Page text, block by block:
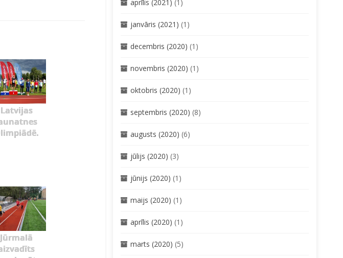
Latvijas
Jūrmalā
aprīlis (2021) (1)
janvāris (2021) (1)
decembris (2020) (1)
novembris (2020) (1)
oktobris (2020) (1)
septembris (2020) (8)
augusts (2020) (6)
jūlijs (2020) (3)
jūnijs (2020) (1)
maijs (2020) (1)
aprīlis (2020) (1)
marts (2020) (5)